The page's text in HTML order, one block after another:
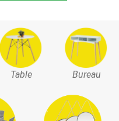
Table Bureau